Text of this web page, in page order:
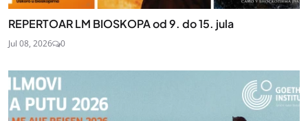
REPERTOAR LM BIOSKOPA od 9. do 15. jula
Jul 08, 2026 0